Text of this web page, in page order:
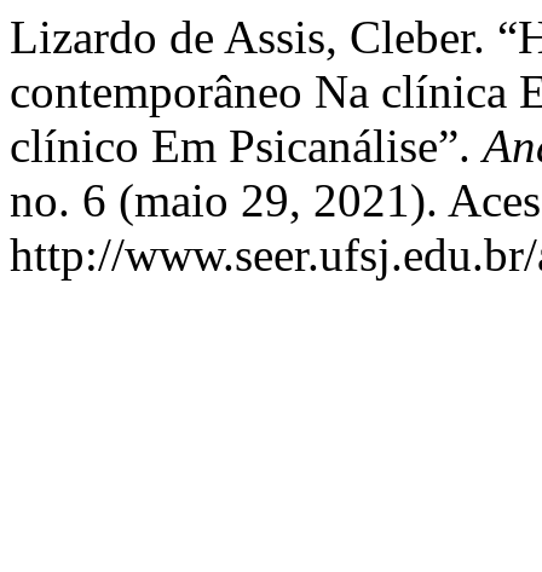
Lizardo de Assis, Cleber.
contemporâneo Na clínica
clínico Em Psicanálise”.
no. 6 (maio 29, 2021).
http://